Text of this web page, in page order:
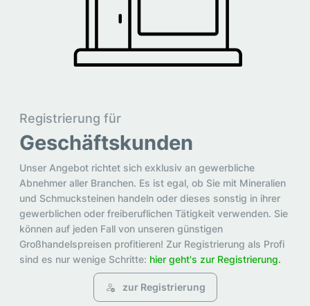
Registrierung für
Geschäftskunden
Unser Angebot richtet sich exklusiv an gewerbliche
Abnehmer aller Branchen. Es ist egal, ob Sie mit Mineralien
und Schmucksteinen handeln oder dieses sonstig in ihrer
gewerblichen oder freiberuflichen Tätigkeit verwenden. Sie
können auf jeden Fall von unseren günstigen
Großhandelspreisen profitieren! Zur Registrierung als Profi
sind es nur wenige Schritte: hier geht's zur Registrierung.
zur Registrierung